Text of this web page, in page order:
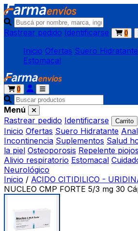
Rastrear pedido Identificarse 0
Inicio Ofertas Suero Hidratante
Estomacal
0
Menú
Rastrear pedido Identificarse Carrito
Inicio Ofertas Suero Hidratante
Incontinencia Suplementos Salud
la piel Osteoporosis Repelente piojos
Alivio respiratorio Estomacal
Neurológico
Inicio / ACIDO CITIDILICO -
NUCLEO CMP FORTE 5/3 mg 30